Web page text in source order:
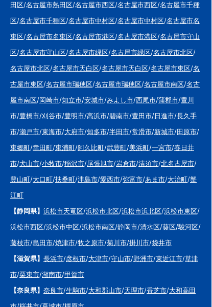
田区/名古屋市熱田区/名古屋市西区/名古屋市西区/名古屋市千種
区/名古屋市千種区/名古屋市中村区/名古屋市中村区/名古屋市名
東区/名古屋市名東区/名古屋市港区/名古屋市港区/名古屋市守山
区/名古屋市守山区/名古屋市緑区/名古屋市緑区/名古屋市北区/
名古屋市北区/名古屋市天白区/名古屋市天白区/名古屋市東区/名
古屋市東区/名古屋市瑞穂区/名古屋市瑞穂区/名古屋市南区/名古
屋市南区/岡崎市/知立市/安城市/みよし市/西尾市/蒲郡市/豊川
市/豊橋市/刈谷市/豊明市/高浜市/碧南市/豊田市/日進市/長久手
市/瀬戸市/東海市/大府市/知多市/半田市/常滑市/新城市/田原市/
東郷町/幸田町/東浦町/阿久比町/武豊町/美浜町/一宮市/春日井
市/犬山市/小牧市/稲沢市/尾張旭市/岩倉市/清須市/北名古屋市/
豊山町/大口町/扶桑町/津島市/愛西市/弥富市/あま市/大治町/蟹
江町
【静岡県】 浜松市天竜区/浜松市北区/浜松市浜北区/浜松市東区/
浜松市西区/浜松市中区/浜松市南区/静岡市/清水区/葵区/駿河区/
藤枝市/島田市/焼津市/牧之原市/菊川市/掛川市/袋井市
【滋賀県】 長浜市/彦根市/大津市/守山市/野洲市/東近江市/草津
市/栗東市/湖南市/甲賀市
【奈良県】 奈良市/生駒市/大和郡山市/天理市/香芝市/大和高田